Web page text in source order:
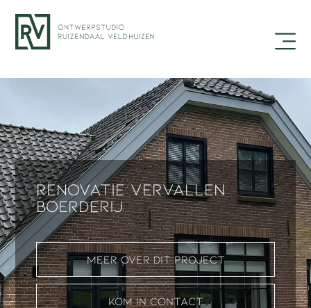
Renovatie vervallen
boerderij
Meer over dit project
Kom in contact